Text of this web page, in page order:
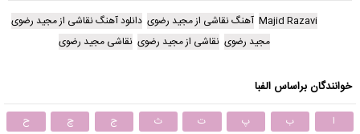
Majid Razavi آهنگ نقاشی از مجید رضوی دانلود آهنگ نقاشی از مجید رضوی
مجید رضوی نقاشی از مجید رضوی نقاشی مجید رضوی
خوانندگان براساس الفبا
ا ب پ ت ث ج چ
ح